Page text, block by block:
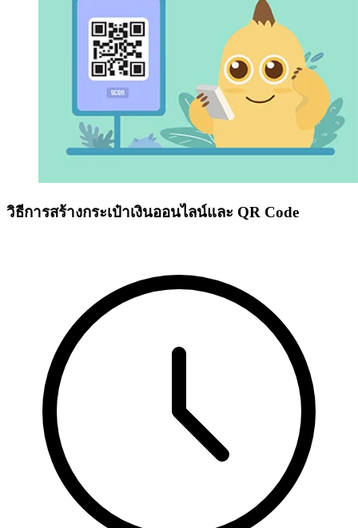
วิธีการสร้างกระเป๋าเงินออนไลน์และ QR Code